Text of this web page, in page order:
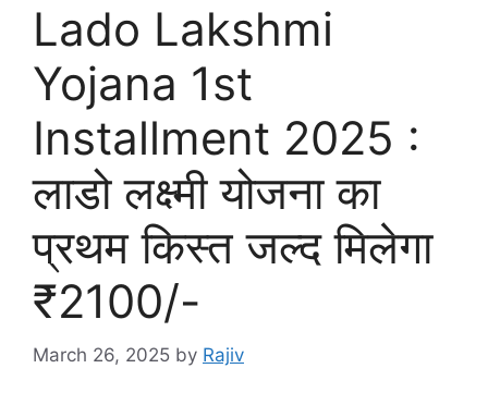
Lado Lakshmi
Yojana 1st
Installment 2025 :
लाडो लक्ष्मी योजना का
प्रथम किस्त जल्द मिलेगा
₹2100/-
March 26, 2025 by Rajiv